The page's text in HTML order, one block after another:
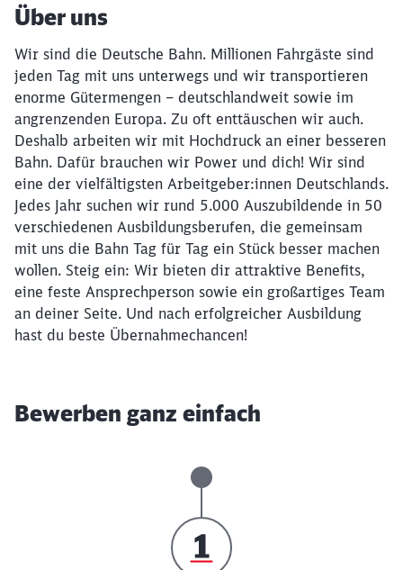
Über uns
Wir sind die Deutsche Bahn. Millionen Fahrgäste sind
jeden Tag mit uns unterwegs und wir transportieren
enorme Gütermengen – deutschlandweit sowie im
angrenzenden Europa. Zu oft enttäuschen wir auch.
Deshalb arbeiten wir mit Hochdruck an einer besseren
Bahn. Dafür brauchen wir Power und dich! Wir sind
eine der vielfältigsten Arbeitgeber:innen Deutschlands.
Jedes Jahr suchen wir rund 5.000 Auszubildende in 50
verschiedenen Ausbildungsberufen, die gemeinsam
mit uns die Bahn Tag für Tag ein Stück besser machen
wollen. Steig ein: Wir bieten dir attraktive Benefits,
eine feste Ansprechperson sowie ein großartiges Team
an deiner Seite. Und nach erfolgreicher Ausbildung
hast du beste Übernahmechancen!
Bewerben ganz einfach